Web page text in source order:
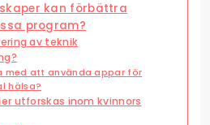
kan förbättra
program?
av teknik
med att använda appar för
hälsa?
utforskas inom kvinnors